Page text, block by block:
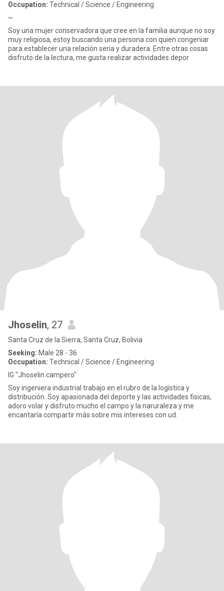
Occupation: Technical / Science / Engineering
~
Soy una mujer conservadora que cree en la familia aunque no soy
muy religiosa, estoy buscando una persona con quien congeniar
para establecer una relación seria y duradera. Entre otras cosas
disfruto de la lectura, me gusta realizar actividades depor
Jhoselin, 27
Santa Cruz de la Sierra, Santa Cruz, Bolivia
Seeking: Male 28 - 36
Occupation: Technical / Science / Engineering
IG "Jhoselin.campero"
Soy ingeniera industrial trabajo en el rubro de la logística y
distribución. Soy apasionada del deporte y las actividades fisicas,
adoro volar y disfruto mucho el campo y la naruraleza y me
encantaría compartir más sobre mis intereses con ud.